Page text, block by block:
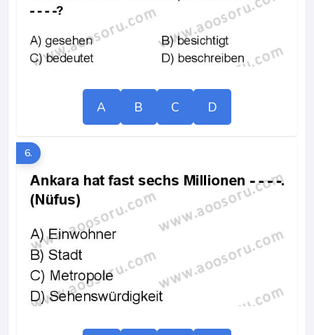
A B C D
6.